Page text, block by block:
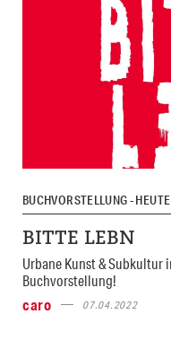
BUCHVORSTELLUNG -
BITTE LEBN
Urbane Kunst & Subkultur
Buchvorstellung!
caro
07.04.2022